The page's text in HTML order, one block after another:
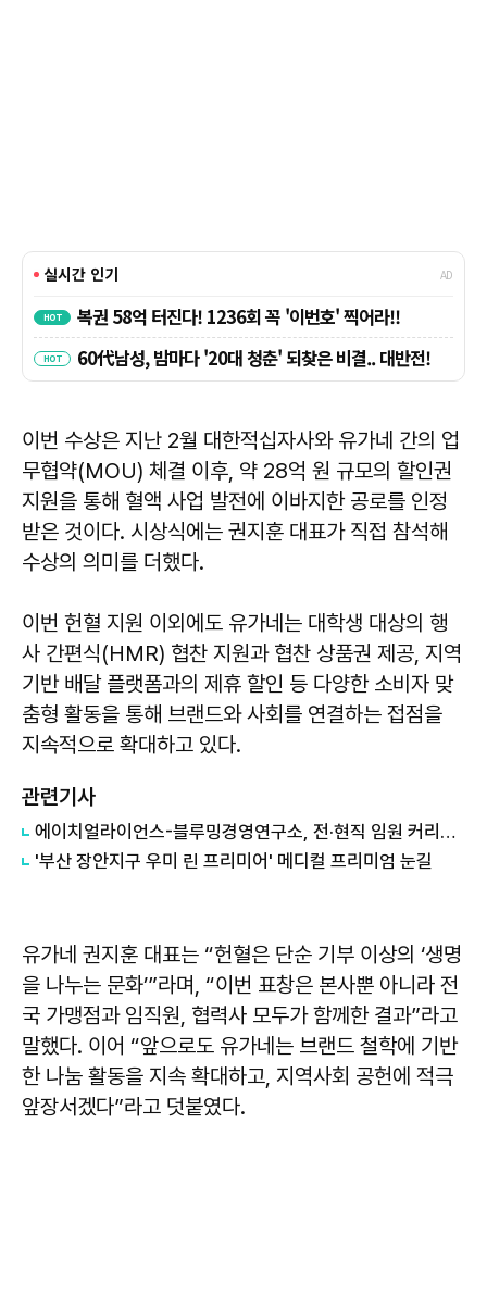
이번 수상은 지난 2월 대한적십자사와 유가네 간의 업
무협약(MOU) 체결 이후, 약 28억 원 규모의 할인권
지원을 통해 혈액 사업 발전에 이바지한 공로를 인정
받은 것이다. 시상식에는 권지훈 대표가 직접 참석해
수상의 의미를 더했다.
이번 헌혈 지원 이외에도 유가네는 대학생 대상의 행
사 간편식(HMR) 협찬 지원과 협찬 상품권 제공, 지역
기반 배달 플랫폼과의 제휴 할인 등 다양한 소비자 맞
춤형 활동을 통해 브랜드와 사회를 연결하는 접점을
지속적으로 확대하고 있다.
관련기사
에이치얼라이언스-블루밍경영연구소, 전·현직 임원 커리어 리디자인 School 101 출범
'부산 장안지구 우미 린 프리미어' 메디컬 프리미엄 눈길
유가네 권지훈 대표는 “헌혈은 단순 기부 이상의 ‘생명
을 나누는 문화’”라며, “이번 표창은 본사뿐 아니라 전
국 가맹점과 임직원, 협력사 모두가 함께한 결과”라고
말했다. 이어 “앞으로도 유가네는 브랜드 철학에 기반
한 나눔 활동을 지속 확대하고, 지역사회 공헌에 적극
앞장서겠다”라고 덧붙였다.